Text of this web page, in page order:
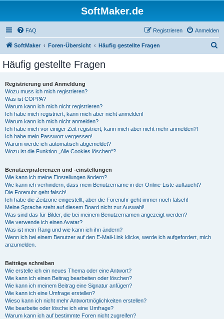
SoftMaker.de
FAQ Anmelden
Registrieren
SoftMaker Foren-Übersicht Häufig gestellte Fragen
Häufig gestellte Fragen
Registrierung und Anmeldung
Wozu muss ich mich registrieren?
Was ist COPPA?
Warum kann ich mich nicht registrieren?
Ich habe mich registriert, kann mich aber nicht anmelden!
Warum kann ich mich nicht anmelden?
Ich habe mich vor einiger Zeit registriert, kann mich aber nicht mehr anmelden?!
Ich habe mein Passwort vergessen!
Warum werde ich automatisch abgemeldet?
Wozu ist die Funktion „Alle Cookies löschen“?
Benutzerpräferenzen und -einstellungen
Wie kann ich meine Einstellungen ändern?
Wie kann ich verhindern, dass mein Benutzername in der Online-Liste auftaucht?
Die Forenuhr geht falsch!
Ich habe die Zeitzone eingestellt, aber die Forenuhr geht immer noch falsch!
Meine Sprache steht auf diesem Board nicht zur Auswahl!
Was sind das für Bilder, die bei meinem Benutzernamen angezeigt werden?
Wie verwende ich einen Avatar?
Was ist mein Rang und wie kann ich ihn ändern?
Wenn ich bei einem Benutzer auf den E-Mail-Link klicke, werde ich aufgefordert, mich
anzumelden.
Beiträge schreiben
Wie erstelle ich ein neues Thema oder eine Antwort?
Wie kann ich einen Beitrag bearbeiten oder löschen?
Wie kann ich meinem Beitrag eine Signatur anfügen?
Wie kann ich eine Umfrage erstellen?
Wieso kann ich nicht mehr Antwortmöglichkeiten erstellen?
Wie bearbeite oder lösche ich eine Umfrage?
Warum kann ich auf bestimmte Foren nicht zugreifen?